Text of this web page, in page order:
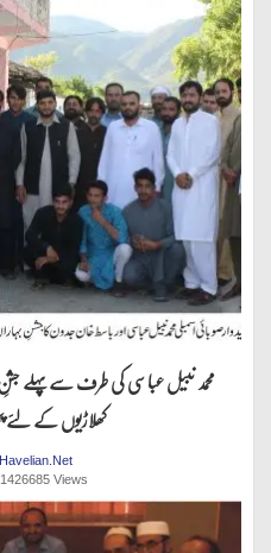
محمد نبیل عباسی کی طرف سےپہلے
کھلاڑیوں کے لئے
Havelian.Net
. 1426685 Views